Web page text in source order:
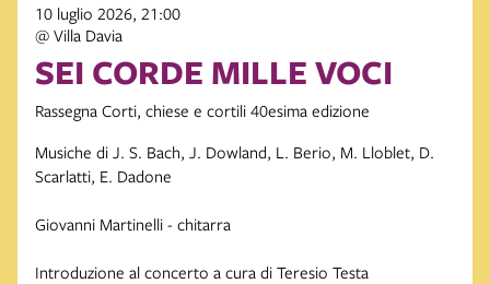
10 luglio 2026, 21:00
@ Villa Davia
SEI CORDE MILLE VOCI
Rassegna Corti, chiese e cortili 40esima edizione
Musiche di J. S. Bach, J. Dowland, L. Berio, M. Lloblet, D.
Scarlatti, E. Dadone
Giovanni Martinelli - chitarra
Introduzione al concerto a cura di Teresio Testa